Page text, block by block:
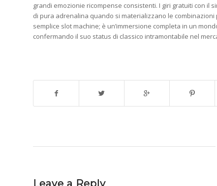
grandi emozionie ricompense consistenti. I giri gratuiti con
di pura adrenalina quando si materializzano le
semplice slot machine; è un’immersione completa in un
confermando il suo status di classico intramontabile nel
Leave a Reply